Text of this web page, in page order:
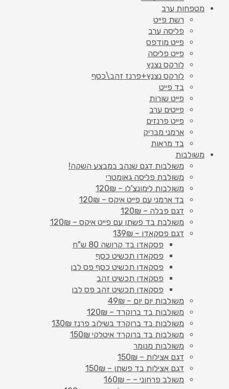
מטפחות ערב
רשת פייט
פליסה ערב
פייט מודפס
פייט פליסה
לורקס נצנץ
לורקס נצנץ+פרנז זהב\כסף
בד פייט
פייט שורות
פייטים ערב
פייט פרנזים
ארמני מבריק
בד מראות
משולבות
משולבות דגם שנהב במבצע השקה!
משולבת פליסה גאומטרי
משולבות לימונצ'לו – 120₪
בד ארמני עם פייט איקס – 120₪
דגם פבלה – 120₪
משולבת בד פשתן עם פייט איקס – 120₪
דגם פסקאדו – 139₪
פסקאדו בד קרושה 80 ש"ח
פסקאדו תכשיט כסף
פסקאדו תכשיט כסף פס לבן
פסקאדו תכשיט זהב
פסקאדו תכשיט זהב פס לבן
משולבות יום יום – 49₪
משולבות בד ברוקרד – 120₪
משולבות בד ברוקרד בשילוב פרנז 130₪
משולבות בד ברוקרד איטלקי 150₪
משולבות מנומר
דגם אצילות – 150₪
דגם אצילות בד פשתן – 150₪
משולב פרחוני – – 160₪